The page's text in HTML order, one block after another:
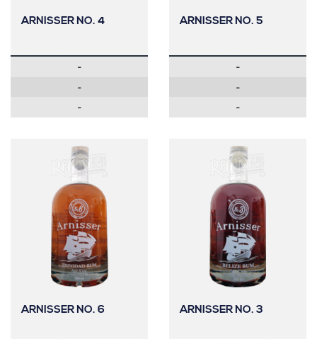
ARNISSER NO. 4
-
-
-
ARNISSER NO. 5
-
-
-
ARNISSER NO. 6 ARNISSER NO. 3